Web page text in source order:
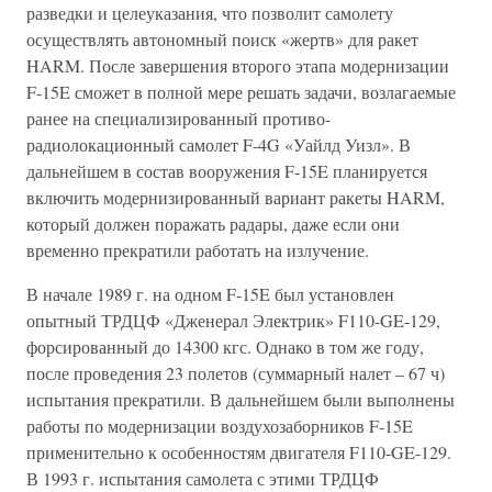
разведки и целеуказания, что позволит самолету
осуществлять автономный поиск «жертв» для ракет
HARM. После завершения второго этапа модернизации
F-15E сможет в полной мере решать задачи, возлагаемые
ранее на специализированный противо-
радиолокационный самолет F-4G «Уайлд Уизл». В
дальнейшем в состав вооружения F-15E планируется
включить модернизированный вариант ракеты HARM,
который должен поражать радары, даже если они
временно прекратили работать на излучение.
В начале 1989 г. на одном F-15E был установлен
опытный ТРДЦФ «Дженерал Электрик» F110-GE-129,
форсированный до 14300 кгс. Однако в том же году,
после проведения 23 полетов (суммарный налет – 67 ч)
испытания прекратили. В дальнейшем были выполнены
работы по модернизации воздухозаборников F-15E
применительно к особенностям двигателя F110-GE-129.
В 1993 г. испытания самолета с этими ТРДЦФ